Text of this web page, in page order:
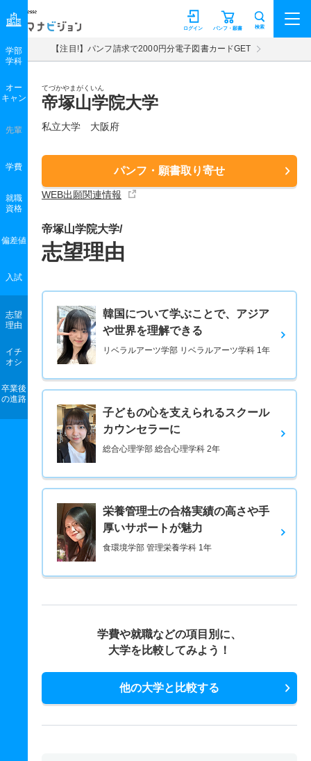
マナビジョン パンフ・願書
ログイン 検索
【注目!】パンフ請求で2000円分電子図書カードGET
てづかやまがくいん
帝塚山学院大学
私立大学 大阪府
パンフ・願書取り寄せ
WEB出願関連情報
学部
学科
オー
キャン
先輩
学費
就職
資格
偏差値
入試
志望
理由
イチ
オシ
卒業後
の進路
帝塚山学院大学/
志望理由
韓国について学ぶことで、アジア
や世界を理解できる
リベラルアーツ学部 リベラルアーツ学科 1年
子どもの心を支えられるスクール
カウンセラーに
総合心理学部 総合心理学科 2年
栄養管理士の合格実績の高さや手
厚いサポートが魅力
食環境学部 管理栄養学科 1年
学費や就職などの項目別に、
大学を比較してみよう！
他の大学と比較する